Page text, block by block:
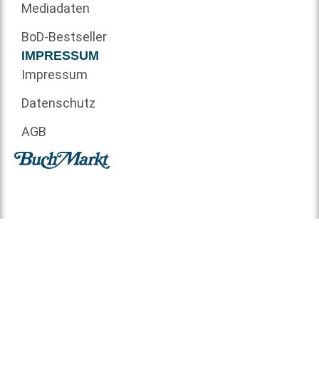
Mediadaten
BoD-Bestseller
IMPRESSUM
Impressum
Datenschutz
AGB